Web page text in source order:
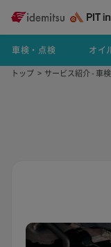
車検・点検 オイ
トップ サービス紹介 - 車検